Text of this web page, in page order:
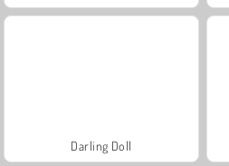
Darling Doll